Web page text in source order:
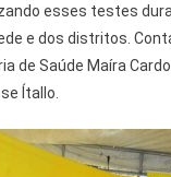
esses testes
e dos distritos.
de Saúde Maíra
Ítallo.